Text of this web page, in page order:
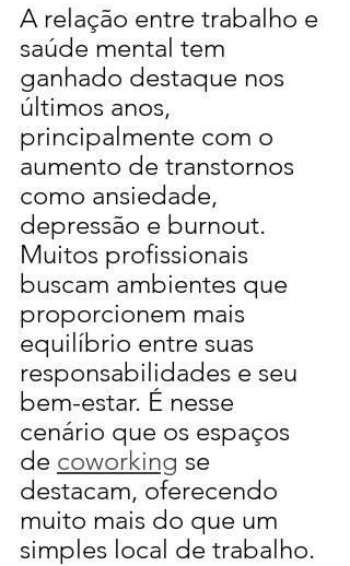
A relação entre trabalho e
saúde mental tem
ganhado destaque nos
últimos anos,
principalmente com o
aumento de transtornos
como ansiedade,
depressão e burnout.
Muitos profissionais
buscam ambientes que
proporcionem mais
equilíbrio entre suas
responsabilidades e seu
bem-estar. É nesse
cenário que os espaços
de coworking se
destacam, oferecendo
muito mais do que um
simples local de trabalho.